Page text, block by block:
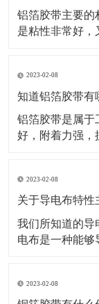
过程中，
铝箔胶带主要的
是粘性非常好，
等，就是使用的
运用于各行各业
电子行业当中也
2023-02-08
知道铝箔胶带有
铝箔胶带是属于
好，附着力强，
及破损处的修复
料，也是保温材
2023-02-08
关于导电布特性
我们所知道的导
电布是一种能够
电布可分为：镀
2023-02-08